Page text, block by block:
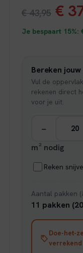
€43,95
€
€
Je bespaart 15%:
Bereken
Vul de
rekenen direct
voor je uit.
−
m² nodig
Reken
Aantal pakken
11 pakken
Doe-het-
verrekend